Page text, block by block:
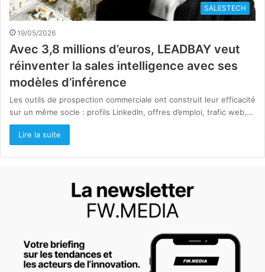
SALESTECH
19/05/2026
Avec 3,8 millions d’euros, LEADBAY veut
réinventer la sales intelligence avec ses
modèles d’inférence
Les outils de prospection commerciale ont construit leur efficacité
sur un même socle : profils LinkedIn, offres d’emploi, trafic web,…
Lire la suite